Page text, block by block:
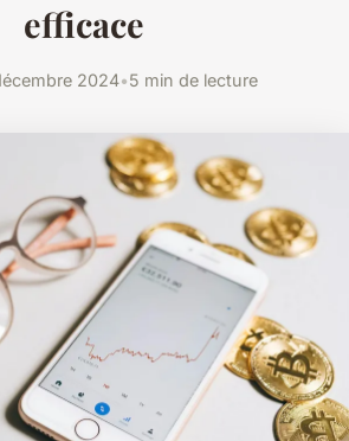
efficace
2024•5 min de lecture